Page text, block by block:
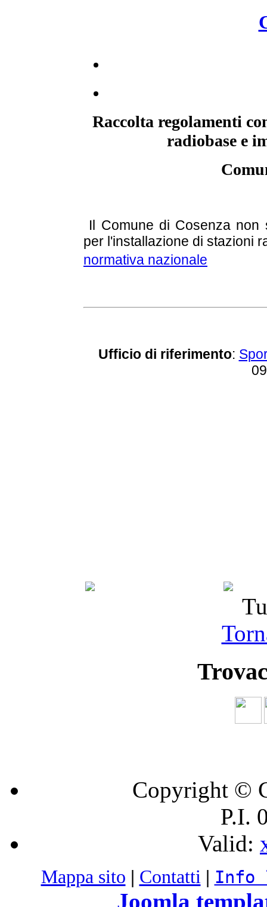
Raccolta regolamenti
radiobase e
Il Comune di Cosenza
per l'installazione di stazioni
normativa nazionale
Ufficio di riferimento:
Copyright ©
P.I.
Valid:
Mappa sito | Contatti | Info
Joomla